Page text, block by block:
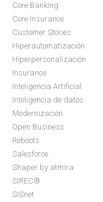
Core Banking
Core Insurance
Customer Stories
Hiperautomatización
Hiperpersonalización
Insurance
Inteligencia Artificial
Inteligencia de datos
Modernización
Open Business
Reboots
Salesforce
Shaper by atmira
SIREC®
SISnet